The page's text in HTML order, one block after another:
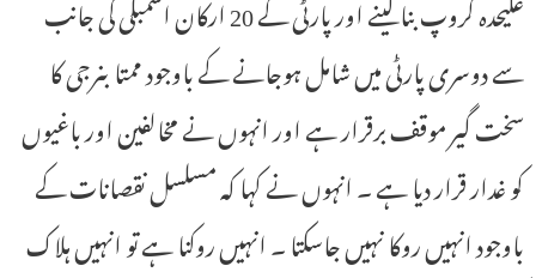
سے دوسری پارٹی میں شامل ہوجانے کے باوجود ممتابنرجی کا
سخت گیر موقف برقرار ہے اور انہوں نے مخالفین اور باغیوں
کو غدار قرار دیا ہے ۔ انہوں نے کہا کہ مسلسل نقصانات کے
باوجود انہیں روکا نہیں جاسکتا ۔ انہیں روکنا ہے تو انہیں ہلاک